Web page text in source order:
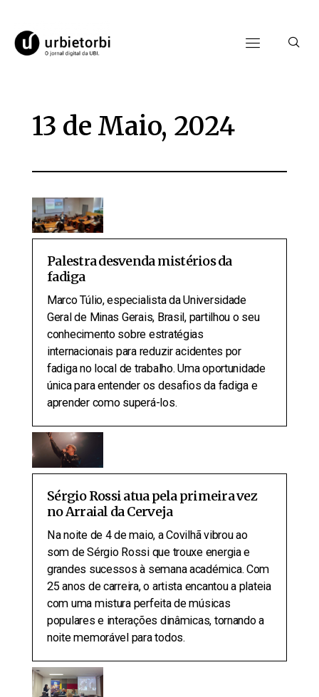
13 de Maio, 2024
Palestra desvenda mistérios da
fadiga
Marco Túlio, especialista da Universidade
Geral de Minas Gerais, Brasil, partilhou o seu
conhecimento sobre estratégias
internacionais para reduzir acidentes por
fadiga no local de trabalho. Uma oportunidade
única para entender os desafios da fadiga e
aprender como superá-los.
Sérgio Rossi atua pela primeira vez
no Arraial da Cerveja
Na noite de 4 de maio, a Covilhã vibrou ao
som de Sérgio Rossi que trouxe energia e
grandes sucessos à semana académica. Com
25 anos de carreira, o artista encantou a plateia
com uma mistura perfeita de músicas
populares e interações dinâmicas, tornando a
noite memorável para todos.